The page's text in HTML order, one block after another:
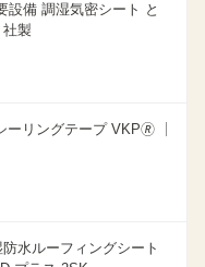
設備 調湿気密シート と
製
ーリングテープ VKP🄬 ｜
水ルーフィングシート